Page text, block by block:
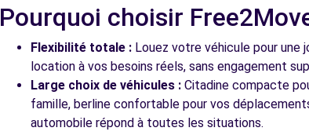
Pourquoi choisir
Flexibilité totale : Louez votre véhicule pour une
location à vos besoins réels, sans engagement
Large choix de véhicules : Citadine compacte
famille, berline confortable pour vos
automobile répond à toutes les situations.